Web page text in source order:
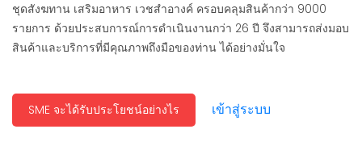
ชุดสังฆทาน เสริมอาหาร เวชสำอางค์ ครอบคลุมสินค้ากว่า 9000
รายการ ด้วยประสบการณ์การดำเนินงานกว่า 26 ปี จึงสามารถส่งมอบ
สินค้าและบริการที่มีคุณภาพถึงมือของท่าน ได้อย่างมั่นใจ
SME จะได้รับประโยชน์อย่างไร เข้าสู่ระบบ